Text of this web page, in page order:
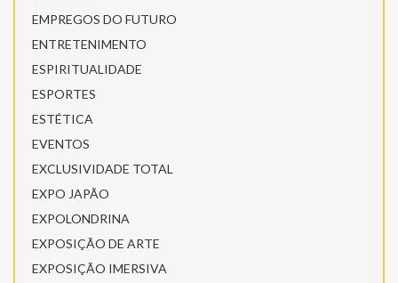
EMPREGOS DO FUTURO
ENTRETENIMENTO
ESPIRITUALIDADE
ESPORTES
ESTÉTICA
EVENTOS
EXCLUSIVIDADE TOTAL
EXPO JAPÃO
EXPOLONDRINA
EXPOSIÇÃO DE ARTE
EXPOSIÇÃO IMERSIVA